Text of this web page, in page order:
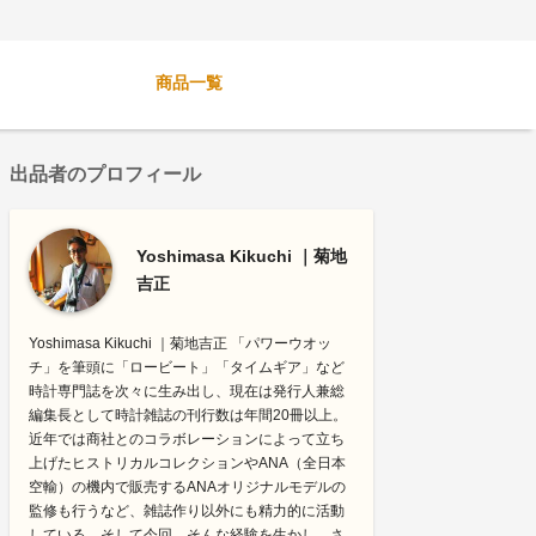
商品一覧
出品者のプロフィール
Yoshimasa Kikuchi ｜菊地
吉正
Yoshimasa Kikuchi ｜菊地吉正 「パワーウオッ
チ」を筆頭に「ロービート」「タイムギア」など
時計専門誌を次々に生み出し、現在は発行人兼総
編集長として時計雑誌の刊行数は年間20冊以上。
近年では商社とのコラボレーションによって立ち
上げたヒストリカルコレクションやANA（全日本
空輸）の機内で販売するANAオリジナルモデルの
監修も行うなど、雑誌作り以外にも精力的に活動